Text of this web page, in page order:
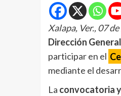
Xalapa, Ver., 07
Dirección
participar en el
mediante el
La convocatoria